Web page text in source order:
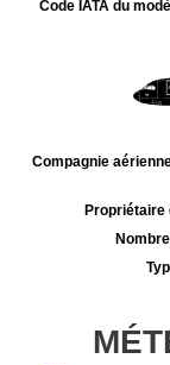
Code IATA du
Compagnie
Propriétaire